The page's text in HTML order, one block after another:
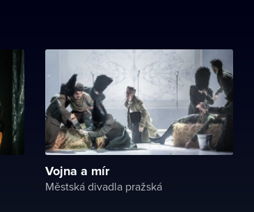
Vojna a mír
Městská divadla pražská